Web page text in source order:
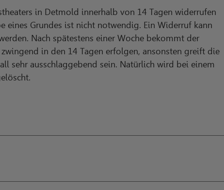
in Detmold innerhalb von 14 Tagen widerrufen
eines Grundes ist nicht notwendig. Ein Widerruf kann
Nach spätestens einer Woche bekommt der
in den 14 Tagen erfolgen, ansonsten greift die
sehr ausschlaggebend sein. Natürlich wird bei einem